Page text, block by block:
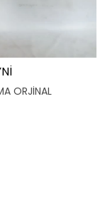
ORJİNAL